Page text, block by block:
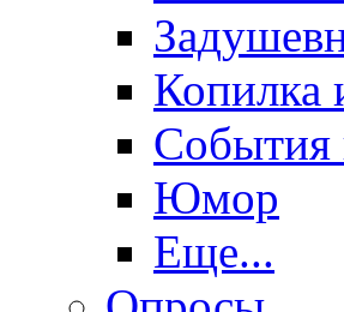
Копилка
События
Юмор
Еще...